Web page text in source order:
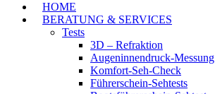
HOME
BERATUNG & SERVICES
Tests
3D – Refraktion
Augeninnendruck-Messung
Komfort-Seh-Check
Führerschein-Sehtests